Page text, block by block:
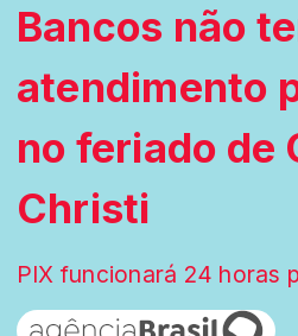
Bancos não
atendimento
no feriado de
Christi
PIX funcionará 24 horas